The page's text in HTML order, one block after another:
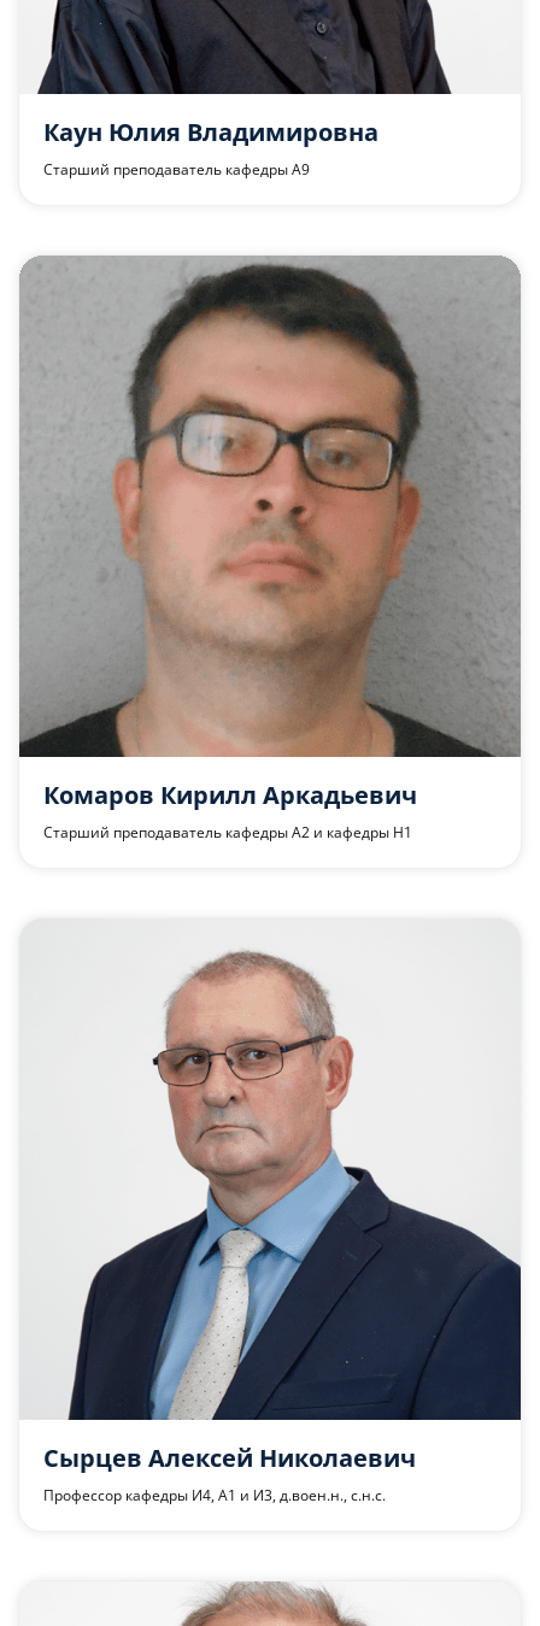
Каун Юлия Владимировна
Старший преподаватель кафедры А9
Комаров Кирилл Аркадьевич
Старший преподаватель кафедры А2 и кафедры Н1
Сырцев Алексей Николаевич
Профессор кафедры И4, А1 и И3, д.воен.н., с.н.с.